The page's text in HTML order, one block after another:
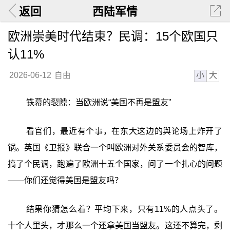
返回 西陆军情
欧洲崇美时代结束？民调：15个欧国只
认11%
2026-06-12 自由 小 大
铁幕的裂隙：当欧洲说“美国不再是盟友”
看官们，最近有个事，在东大这边的舆论场上炸开了
锅。英国《卫报》联合一个叫欧洲对外关系委员会的智库，
搞了个民调，跑遍了欧洲十五个国家，问了一个扎心的问题
——你们还觉得美国是盟友吗？
结果你猜怎么着？平均下来，只有11%的人点头了。
十个人里头，才那么一个还拿美国当盟友。这还不算完，剩